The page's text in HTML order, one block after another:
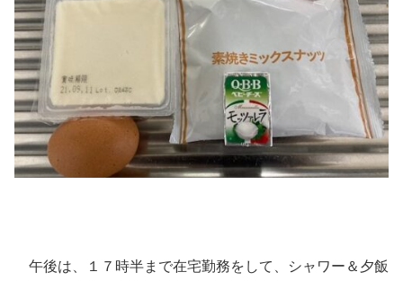
午後は、１７時半まで在宅勤務をして、シャワー＆夕飯